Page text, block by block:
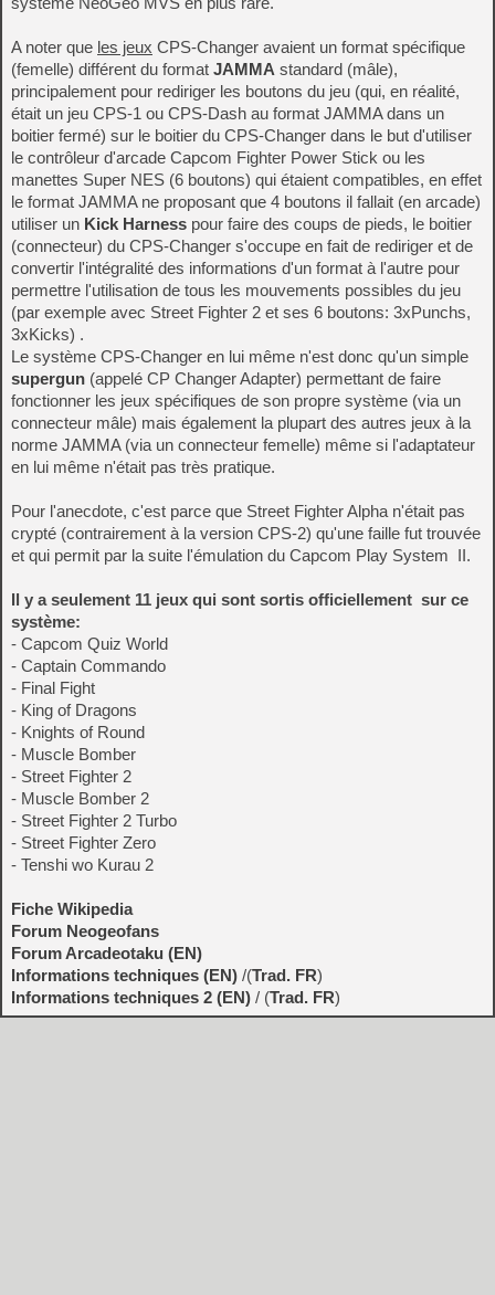
A noter que les jeux CPS-Changer avaient un format spécifique
(femelle) différent du format JAMMA standard (mâle),
principalement pour rediriger les boutons du jeu (qui, en réalité,
était un jeu CPS-1 ou CPS-Dash au format JAMMA dans un
boitier fermé) sur le boitier du CPS-Changer dans le but d'utiliser
le contrôleur d'arcade Capcom Fighter Power Stick ou les
manettes Super NES (6 boutons) qui étaient compatibles, en effet
le format JAMMA ne proposant que 4 boutons il fallait (en arcade)
utiliser un Kick Harness pour faire des coups de pieds, le boitier
(connecteur) du CPS-Changer s'occupe en fait de rediriger et de
convertir l'intégralité des informations d'un format à l'autre pour
permettre l'utilisation de tous les mouvements possibles du jeu
(par exemple avec Street Fighter 2 et ses 6 boutons: 3xPunchs,
3xKicks) .
Le système CPS-Changer en lui même n'est donc qu'un simple
supergun (appelé CP Changer Adapter) permettant de faire
fonctionner les jeux spécifiques de son propre système (via un
connecteur mâle) mais également la plupart des autres jeux à la
norme JAMMA (via un connecteur femelle) même si l'adaptateur
en lui même n'était pas très pratique.
Pour l'anecdote, c'est parce que Street Fighter Alpha n'était pas
crypté (contrairement à la version CPS-2) qu'une faille fut trouvée
et qui permit par la suite l'émulation du Capcom Play System II.
Il y a seulement 11 jeux qui sont sortis officiellement sur ce
système:
- Capcom Quiz World
- Captain Commando
- Final Fight
- King of Dragons
- Knights of Round
- Muscle Bomber
- Street Fighter 2
- Muscle Bomber 2
- Street Fighter 2 Turbo
- Street Fighter Zero
- Tenshi wo Kurau 2
Fiche Wikipedia
Forum Neogeofans
Forum Arcadeotaku (EN)
Informations techniques (EN) /(Trad. FR)
Informations techniques 2 (EN) / (Trad. FR)